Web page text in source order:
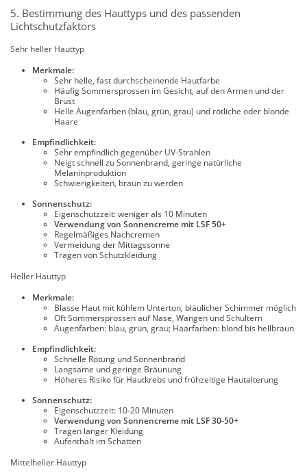
5. Bestimmung des Hauttyps und des passenden
Lichtschutzfaktors
Sehr heller Hauttyp
Merkmale:
Sehr helle, fast durchscheinende Hautfarbe
Häufig Sommersprossen im Gesicht, auf den Armen und der
Brust
Helle Augenfarben (blau, grün, grau) und rötliche oder blonde
Haare
Empfindlichkeit:
Sehr empfindlich gegenüber UV-Strahlen
Neigt schnell zu Sonnenbrand, geringe natürliche
Melaninproduktion
Schwierigkeiten, braun zu werden
Sonnenschutz:
Eigenschutzzeit: weniger als 10 Minuten
Verwendung von Sonnencreme mit LSF 50+
Regelmäßiges Nachcremen
Vermeidung der Mittagssonne
Tragen von Schutzkleidung
Heller Hauttyp
Merkmale:
Blasse Haut mit kühlem Unterton, bläulicher Schimmer möglich
Oft Sommersprossen auf Nase, Wangen und Schultern
Augenfarben: blau, grün, grau; Haarfarben: blond bis hellbraun
Empfindlichkeit:
Schnelle Rötung und Sonnenbrand
Langsame und geringe Bräunung
Höheres Risiko für Hautkrebs und frühzeitige Hautalterung
Sonnenschutz:
Eigenschutzzeit: 10-20 Minuten
Verwendung von Sonnencreme mit LSF 30-50+
Tragen langer Kleidung
Aufenthalt im Schatten
Mittelheller Hauttyp